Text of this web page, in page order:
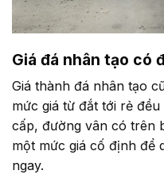
Giá đá nhân tạo có
Giá thành đá nhân tạo
mức giá từ đắt tới rẻ
cấp, đường vân có trên
một mức giá cố định để
ngay.